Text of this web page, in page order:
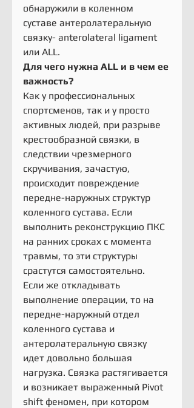
обнаружили в коленном
суставе антеролатеральную
связку- anterolateral ligament
или ALL.
Для чего нужна ALL и в чем ее
важность?
Как у профессиональных
спортсменов, так и у просто
активных людей, при разрыве
крестообразной связки, в
следствии чрезмерного
скручивания, зачастую,
происходит повреждение
передне-наружных структур
коленного сустава. Если
выполнить реконструкцию ПКС
на ранних сроках с момента
травмы, то эти структуры
срастутся самостоятельно.
Если же откладывать
выполнение операции, то на
передне-наружный отдел
коленного сустава и
антеролатеральную связку
идет довольно большая
нагрузка. Связка растягивается
и возникает выраженный Pivot
shift феномен, при котором